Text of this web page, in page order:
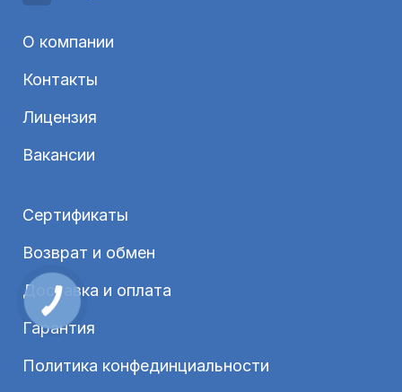
О компании
Контакты
Лицензия
Вакансии
Сертификаты
Возврат и обмен
Доставка и оплата
Гарантия
Политика конфединциальности